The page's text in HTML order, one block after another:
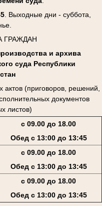
. Выходные дни - суббота,
ГРАЖДАН
и архива
суда Республики
(приговоров, решений,
документов
листов)
с 09.00 до 18.00
Обед с 13:00 до 13:45
с 09.00 до 18.00
Обед с 13:00 до 13:45
с 09.00 до 18.00
Обед с 13:00 до 13:45